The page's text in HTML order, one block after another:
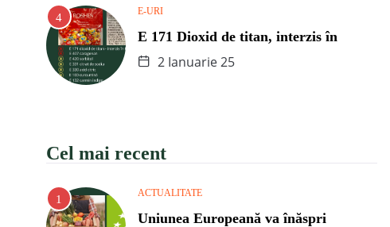
E-URI
E 171 Dioxid de titan, interzis în
2 Ianuarie 25
Cel mai recent
ACTUALITATE
Uniunea Europeană va înăspri